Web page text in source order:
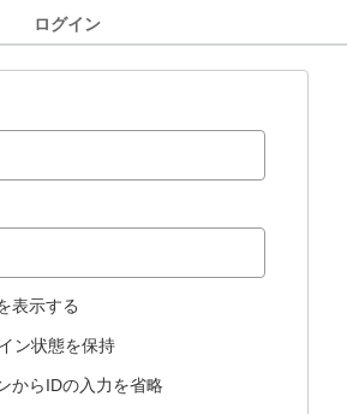
ログイン
表示する
ン状態を保持
からIDの入力を省略